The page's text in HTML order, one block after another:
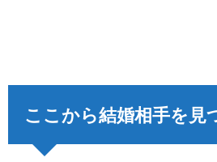
ここから結婚相手を見